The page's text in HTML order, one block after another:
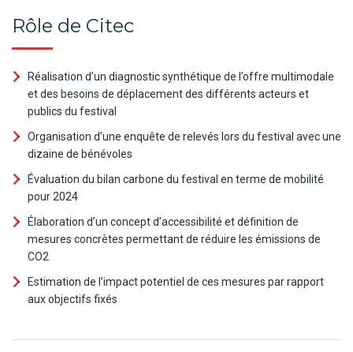
Rôle de Citec
Réalisation d’un diagnostic synthétique de l’offre multimodale
et des besoins de déplacement des différents acteurs et
publics du festival
Organisation d’une enquête de relevés lors du festival avec une
dizaine de bénévoles
Évaluation du bilan carbone du festival en terme de mobilité
pour 2024
Élaboration d’un concept d’accessibilité et définition de
mesures concrètes permettant de réduire les émissions de
CO2
Estimation de l’impact potentiel de ces mesures par rapport
aux objectifs fixés